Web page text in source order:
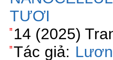
TƯƠI
14 (2025)
Tác giả: